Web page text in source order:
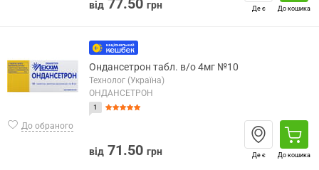
від 77.50 грн Де є До кошика
До обраного
Ондансетрон табл. в/о 4мг №10
Технолог (Україна)
ОНДАНСЕТРОН
1
від 71.50 грн Де є До кошика